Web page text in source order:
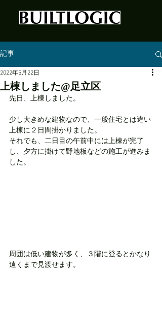
記事
上棟しました@足立区
2022年5月22日
先日、上棟しました。
少し大きめな建物なので、一般住宅とは違い
上棟に２日間掛かりました。
それでも、二日目の午前中には上棟が完了
し、夕方に掛けて野地板などの施工が進みま
した。
周囲は低い建物が多く、３階に登るとかなり
遠くまで見渡せます。